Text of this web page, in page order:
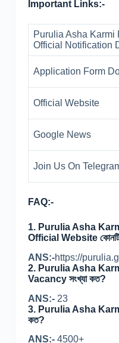
Important Links:-
Purulia Asha Karmi
Official Notification
Application Form
Official Website
Google News
Join Us On
FAQ:-
1. Purulia Asha
Official Website
ANS:-https://
2. Purulia Asha
Vacancy সংখ্যা কত?
ANS:-23
3. Purulia Asha
কত?
ANS:-4500+